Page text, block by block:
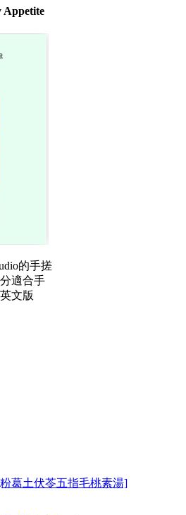
Appetite
的手搓
適合手
文版
葛土伏苓五指毛桃素湯]